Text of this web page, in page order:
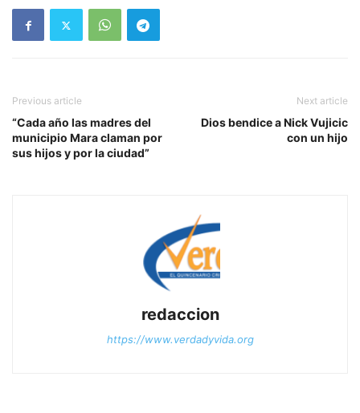
Previous article
“Cada año las madres del
municipio Mara claman por
sus hijos y por la ciudad”
Next article
Dios bendice a Nick Vujicic
con un hijo
redaccion
https://www.verdadyvida.org